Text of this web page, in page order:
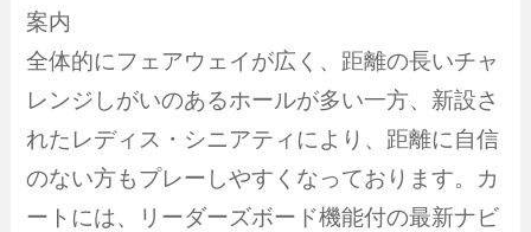
案内
全体的にフェアウェイが広く、距離の長いチャ
レンジしがいのあるホールが多い一方、新設さ
れたレディス・シニアティにより、距離に自信
のない方もプレーしやすくなっております。カ
ートには、リーダーズボード機能付の最新ナビ